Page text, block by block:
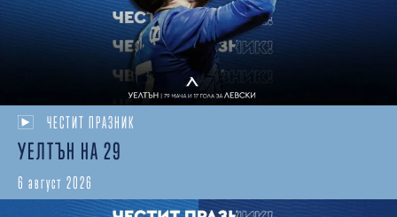
ЧЕСТИТ ПРАЗНИК
УЕЛТЪН НА 29
6 август 2026